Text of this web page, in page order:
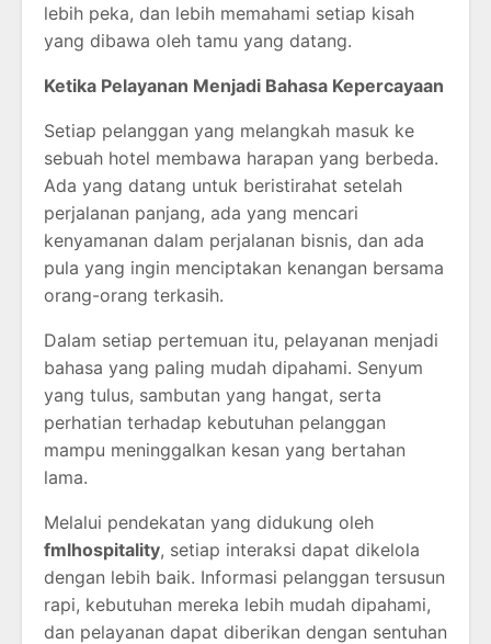
lebih peka, dan lebih memahami setiap kisah
yang dibawa oleh tamu yang datang.
Ketika Pelayanan Menjadi Bahasa Kepercayaan
Setiap pelanggan yang melangkah masuk ke
sebuah hotel membawa harapan yang berbeda.
Ada yang datang untuk beristirahat setelah
perjalanan panjang, ada yang mencari
kenyamanan dalam perjalanan bisnis, dan ada
pula yang ingin menciptakan kenangan bersama
orang-orang terkasih.
Dalam setiap pertemuan itu, pelayanan menjadi
bahasa yang paling mudah dipahami. Senyum
yang tulus, sambutan yang hangat, serta
perhatian terhadap kebutuhan pelanggan
mampu meninggalkan kesan yang bertahan
lama.
Melalui pendekatan yang didukung oleh
fmlhospitality, setiap interaksi dapat dikelola
dengan lebih baik. Informasi pelanggan tersusun
rapi, kebutuhan mereka lebih mudah dipahami,
dan pelayanan dapat diberikan dengan sentuhan